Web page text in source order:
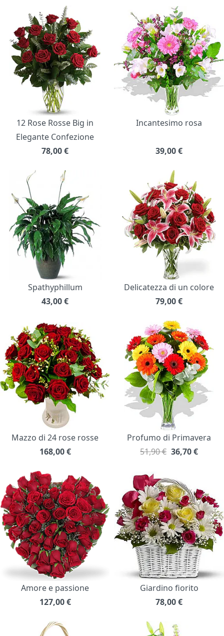
12 Rose Rosse Big in
Elegante Confezione
78,00€
Incantesimo rosa
39,00€
Spathyphillum
43,00€
Delicatezza di un colore
79,00€
Mazzo di 24 rose rosse
168,00 €
Profumo di Primavera
51,90 € 36,70€
Amore e passione
127,00 €
Giardino fiorito
78,00€